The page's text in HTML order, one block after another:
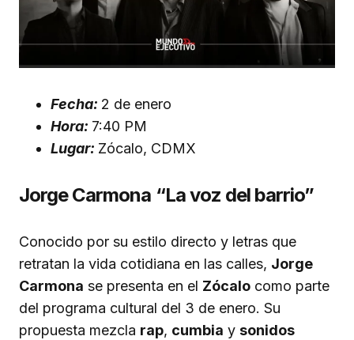
Fecha: 2 de enero
Hora: 7:40 PM
Lugar: Zócalo, CDMX
Jorge Carmona “La voz del barrio”
Conocido por su estilo directo y letras que
retratan la vida cotidiana en las calles, Jorge
Carmona se presenta en el Zócalo como parte
del programa cultural del 3 de enero. Su
propuesta mezcla rap, cumbia y sonidos